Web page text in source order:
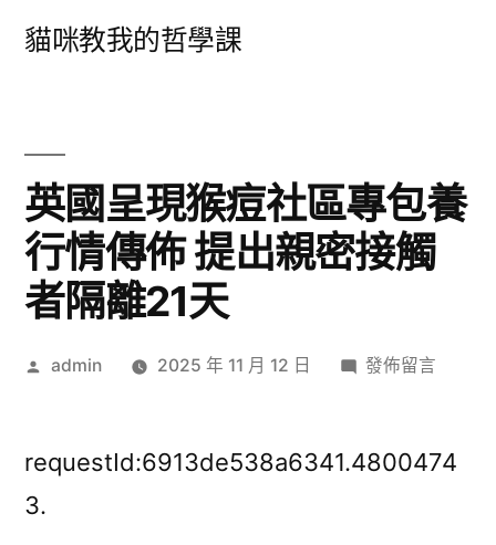
貓咪教我的哲學課
英國呈現猴痘社區專包養
行情傳佈 提出親密接觸
者隔離21天
作
admin 2025 年 11 月 12 日
在
呈
發佈留言
requestId:6913de538a6341.4800474
3.